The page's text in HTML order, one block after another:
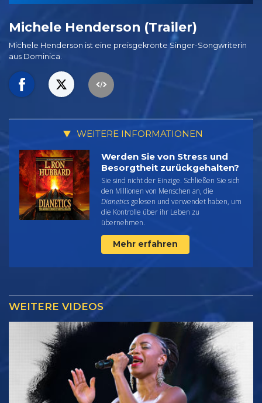
Michele Henderson (Trailer)
Michele Henderson ist eine preisgekrönte Singer-Songwriterin
aus Dominica.
WEITERE INFORMATIONEN
Werden Sie von Stress und
Besorgtheit zurückgehalten?
Sie sind nicht der Einzige. Schließen Sie sich
den Millionen von Menschen an, die
Dianetics gelesen und verwendet haben, um
die Kontrolle über ihr Leben zu
übernehmen.
Mehr erfahren
WEITERE VIDEOS